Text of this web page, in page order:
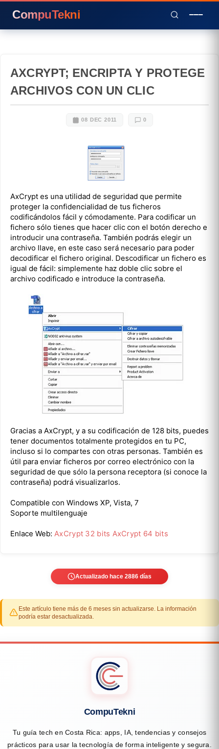
CompuTekni
AXCRYPT; ENCRIPTA Y PROTEGE
ARCHIVOS CON UN CLIC
08 DEC 2011 0
AxCrypt es una utilidad de seguridad que permite
proteger la confidencialidad de tus ficheros
codificándolos fácil y cómodamente. Para codificar un
fichero sólo tienes que hacer clic con el botón derecho e
introducir una contraseña. También podrás elegir un
archivo llave, en este caso será necesario para poder
decodificar el fichero original. Descodificar un fichero es
igual de fácil: simplemente haz doble clic sobre el
archivo codificado e introduce la contraseña.
Gracias a AxCrypt, y a su codificación de 128 bits, puedes
tener documentos totalmente protegidos en tu PC,
incluso si lo compartes con otras personas. También es
útil para enviar ficheros por correo electrónico con la
seguridad de que sólo la persona receptora (si conoce la
contraseña) podrá visualizarlos.
Compatible con Windows XP, Vista, 7
Soporte multilenguaje
Enlace Web: AxCrypt 32 bits AxCrypt 64 bits
Actualizado hace 2886 días
Este artículo tiene más de 6 meses sin actualizarse. La información
podría estar desactualizada.
CompuTekni
Tu guía tech en Costa Rica: apps, IA, tendencias y consejos
prácticos para usar la tecnología de forma inteligente y segura.